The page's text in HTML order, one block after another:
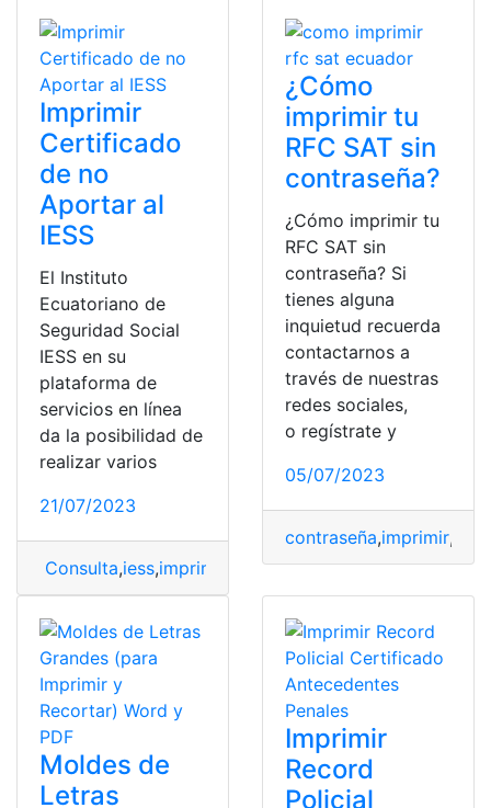
Imprimir
Certificado
de no
Aportar al
IESS
El Instituto
Ecuatoriano de
Seguridad Social
IESS en su
plataforma de
servicios en línea
da la posibilidad de
realizar varios
21/07/2023
Consulta,iess,imprimir Imprimir certificado,No
¿Cómo
imprimir tu
RFC SAT sin
contraseña?
¿Cómo imprimir tu
RFC SAT sin
contraseña? Si
tienes alguna
inquietud recuerda
contactarnos a
través de nuestras
redes sociales,
o regístrate y
05/07/2023
contraseña,imprimir,
Moldes de
Letras
Imprimir
Record
Policial